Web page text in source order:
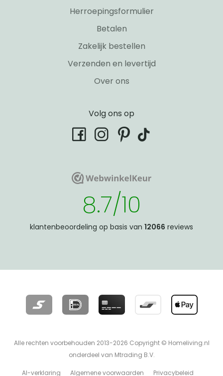
Herroepingsformulier
Betalen
Zakelijk bestellen
Verzenden en levertijd
Over ons
Volg ons op
facebookinstagram
pinterest
tiktok
WebwinkelKeurWebwinkelKeur
8.7/10
klantenbeoordeling op basis van 12066 reviews
Alle rechten voorbehouden 2013-2026 Copyright © Homeliving.nl
onderdeel van Mtrading B.V.
AI-verklaring Algemene voorwaarden Privacybeleid